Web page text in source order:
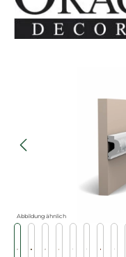
Abbildung ähnlich